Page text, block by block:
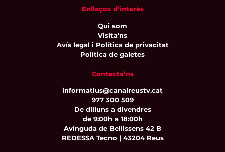
Enllaços d’interès
Qui som
Visita'ns
Avís legal i Política de privacitat
Política de galetes
Contacta’ns
informatius@canalreustv.cat
977 300 509
De dilluns a divendres
de 9:00h a 18:00h
Avinguda de Bellissens 42 B
REDESSA Tecno | 43204 Reus